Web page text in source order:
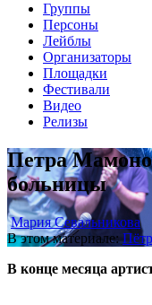
Группы
Персоны
Лейблы
Организаторы
Площадки
Фестивали
Видео
Релизы
Петра
больницы
Мария Севальникова
В этом материале:
В конце месяца